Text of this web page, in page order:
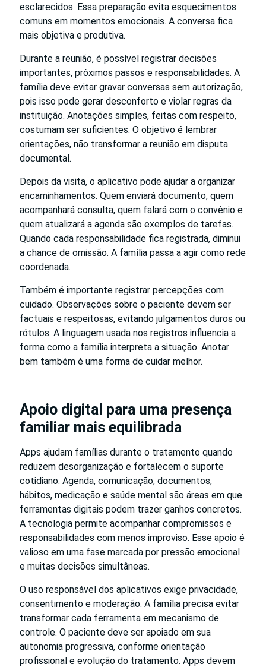
esclarecidos. Essa preparação evita esquecimentos
comuns em momentos emocionais. A conversa fica
mais objetiva e produtiva.
Durante a reunião, é possível registrar decisões
importantes, próximos passos e responsabilidades. A
família deve evitar gravar conversas sem autorização,
pois isso pode gerar desconforto e violar regras da
instituição. Anotações simples, feitas com respeito,
costumam ser suficientes. O objetivo é lembrar
orientações, não transformar a reunião em disputa
documental.
Depois da visita, o aplicativo pode ajudar a organizar
encaminhamentos. Quem enviará documento, quem
acompanhará consulta, quem falará com o convênio e
quem atualizará a agenda são exemplos de tarefas.
Quando cada responsabilidade fica registrada, diminui
a chance de omissão. A família passa a agir como rede
coordenada.
Também é importante registrar percepções com
cuidado. Observações sobre o paciente devem ser
factuais e respeitosas, evitando julgamentos duros ou
rótulos. A linguagem usada nos registros influencia a
forma como a família interpreta a situação. Anotar
bem também é uma forma de cuidar melhor.
Apoio digital para uma presença
familiar mais equilibrada
Apps ajudam famílias durante o tratamento quando
reduzem desorganização e fortalecem o suporte
cotidiano. Agenda, comunicação, documentos,
hábitos, medicação e saúde mental são áreas em que
ferramentas digitais podem trazer ganhos concretos.
A tecnologia permite acompanhar compromissos e
responsabilidades com menos improviso. Esse apoio é
valioso em uma fase marcada por pressão emocional
e muitas decisões simultâneas.
O uso responsável dos aplicativos exige privacidade,
consentimento e moderação. A família precisa evitar
transformar cada ferramenta em mecanismo de
controle. O paciente deve ser apoiado em sua
autonomia progressiva, conforme orientação
profissional e evolução do tratamento. Apps devem